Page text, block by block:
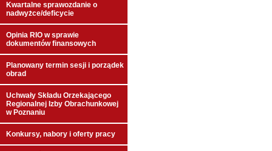
Kwartalne sprawozdanie o
nadwyżce/deficycie
Opinia RIO w sprawie
dokumentów finansowych
Planowany termin sesji i porządek
obrad
Uchwały Składu Orzekającego
Regionalnej Izby Obrachunkowej
w Poznaniu
Konkursy, nabory i oferty pracy